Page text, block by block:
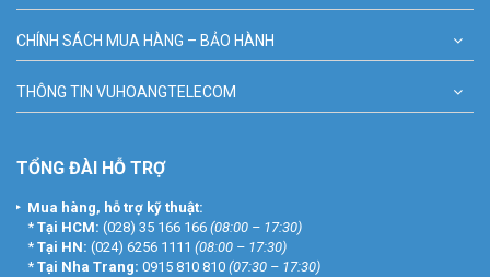
CHÍNH SÁCH MUA HÀNG – BẢO HÀNH
THÔNG TIN VUHOANGTELECOM
TỔNG ĐÀI HỖ TRỢ
Mua hàng, hỗ trợ kỹ thuật:
* Tại HCM: (028) 35 166 166 (08:00 – 17:30)
* Tại HN: (024) 6256 1111 (08:00 – 17:30)
* Tại Nha Trang: 0915 810 810 (07:30 – 17:30)